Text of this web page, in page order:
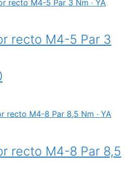
recto M4-5 Par 3
recto M4-8 Par 8,5